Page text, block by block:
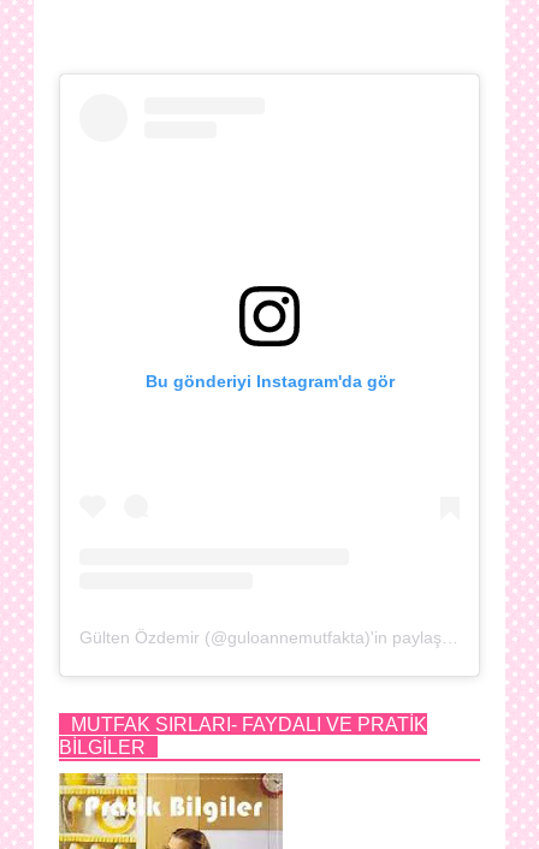
Bu gönderiyi Instagram'da gör
MUTFAK SIRLARI- FAYDALI VE PRATİK
BİLGİLER